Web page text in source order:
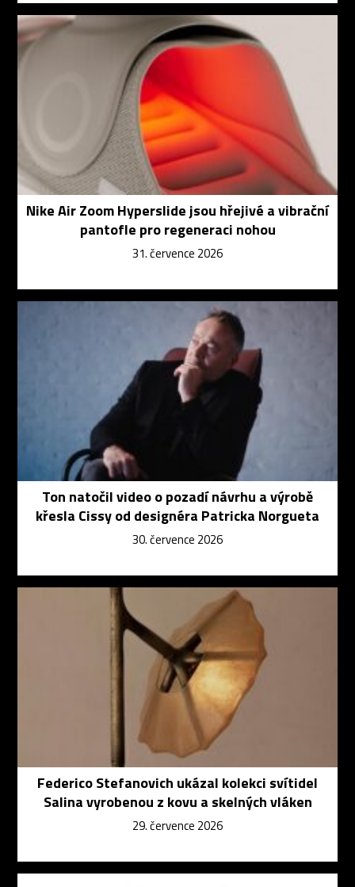
Nike Air Zoom Hyperslide jsou hřejivé a vibrační
pantofle pro regeneraci nohou
31. července 2026
Ton natočil video o pozadí návrhu a výrobě
křesla Cissy od designéra Patricka Norgueta
30. července 2026
Federico Stefanovich ukázal kolekci svítidel
Salina vyrobenou z kovu a skelných vláken
29. července 2026